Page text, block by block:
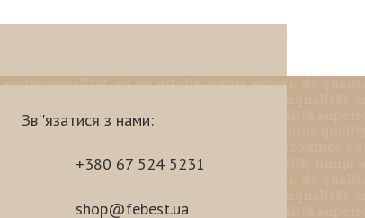
Зв''язатися з нами:
+380 67 524 5231
shop@febest.ua